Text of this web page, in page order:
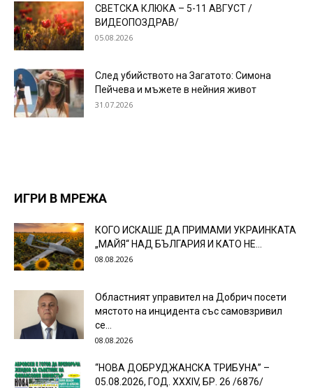
СВЕТСКА КЛЮКА – 5-11 АВГУСТ /
ВИДЕОПОЗДРАВ/
05.08.2026
След убийството на Загатото: Симона
Пейчева и мъжете в нейния живот
31.07.2026
ИГРИ В МРЕЖА
КОГО ИСКАШЕ ДА ПРИМАМИ УКРАИНКАТА
„МАЙЯ“ НАД БЪЛГАРИЯ И КАТО НЕ...
08.08.2026
Областният управител на Добрич посети
мястото на инцидента със самовзривил
се...
08.08.2026
“НОВА ДОБРУДЖАНСКА ТРИБУНА” –
05.08.2026, ГОД. XXХIV, БР. 26 /6876/